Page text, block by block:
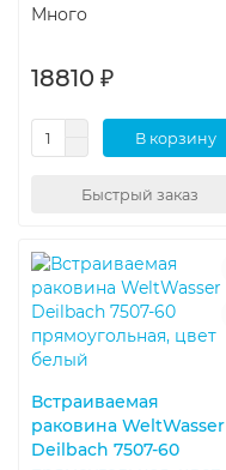
Много
18810 ₽
В корзину
Быстрый заказ
Встраиваемая
раковина WeltWasser
Deilbach 7507-60